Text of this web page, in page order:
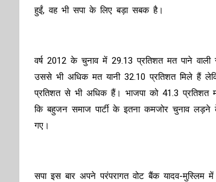
हुईं, वह भी सपा के लिए बड़ा सबक है।
वर्ष 2012 के चुनाव में 29.13 प्रतिशत मत पाने
उससे भी अधिक मत यानी 32.10 प्रतिशत मिले हैं
प्रतिशत से भी अधिक हैं। भाजपा को 41.3
कि बहुजन समाज पार्टी के इतना कमजोर चुनाव
गए।
सपा इस बार अपने परंपरागत वोट बैंक यादव-मुस्लिम